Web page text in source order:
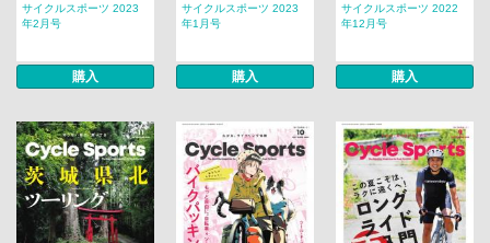
サイクルスポーツ 2023
年2月号
購入
サイクルスポーツ 2023
年1月号
購入
サイクルスポーツ 2022
年12月号
購入